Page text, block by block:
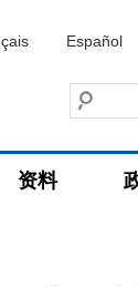
Español
资料